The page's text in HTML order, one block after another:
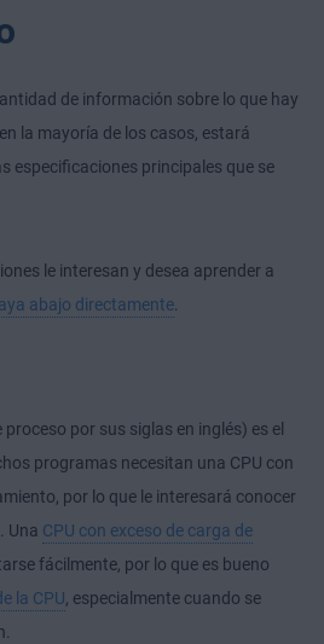
de información sobre lo que hay
la mayoría de los casos, estará
especificaciones principales que se
le interesan y desea aprender a
abajo directamente.
por sus siglas en inglés) es el
programas necesitan una CPU con
por lo que le interesará conocer
Una CPU con exceso de carga de
fácilmente, por lo que es bueno
la CPU, especialmente cuando se